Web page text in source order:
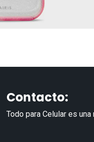
Contacto:
Todo para Celular es